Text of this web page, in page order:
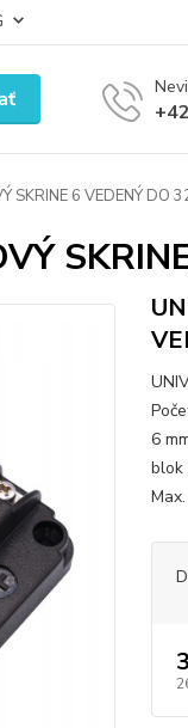
SKRINE 6 VEDENÝ DO
6
blok